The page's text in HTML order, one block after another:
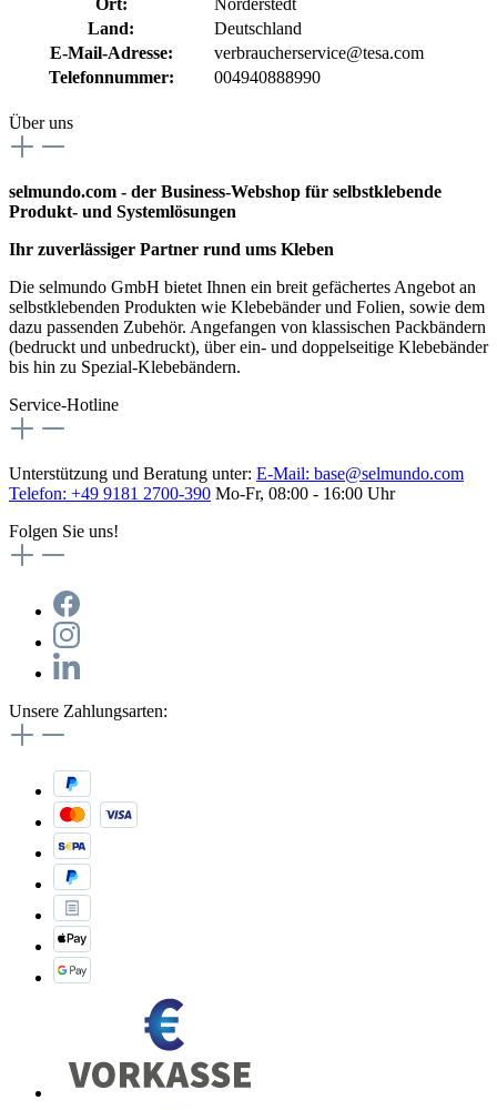
Land:
Deutschland
E-Mail-Adresse:
verbraucherservice@tesa.com
Telefonnummer:
004940888990
Über uns
selmundo.com - der Business-Webshop für selbstklebende
Produkt- und Systemlösungen
Ihr zuverlässiger Partner rund ums Kleben
Die selmundo GmbH bietet Ihnen ein breit gefächertes Angebot an
selbstklebenden Produkten wie Klebebänder und Folien, sowie dem
dazu passenden Zubehör. Angefangen von klassischen Packbändern
(bedruckt und unbedruckt), über ein- und doppelseitige Klebebänder
bis hin zu Spezial-Klebebändern.
Service-Hotline
Unterstützung und Beratung unter: E-Mail: base@selmundo.com
Telefon: +49 9181 2700-390 Mo-Fr, 08:00 - 16:00 Uhr
Folgen Sie uns!
Unsere Zahlungsarten: